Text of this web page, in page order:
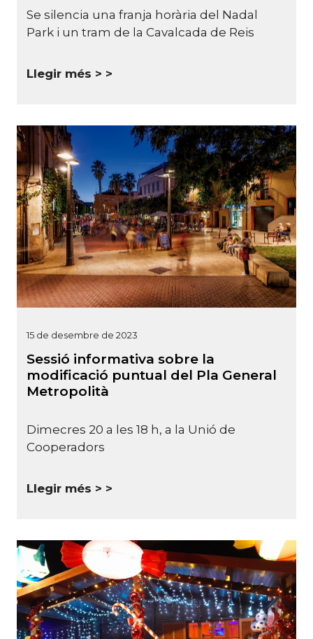
Se silencia una franja horària del Nadal
Park i un tram de la Cavalcada de Reis
Llegir més >
15 de desembre de 2023
Sessió informativa sobre la
modificació puntual del Pla General
Metropolità
Dimecres 20 a les 18 h, a la Unió de
Cooperadors
Llegir més >